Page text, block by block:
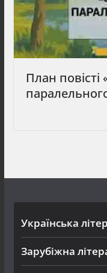
План повісті
Українська
Зарубіжна